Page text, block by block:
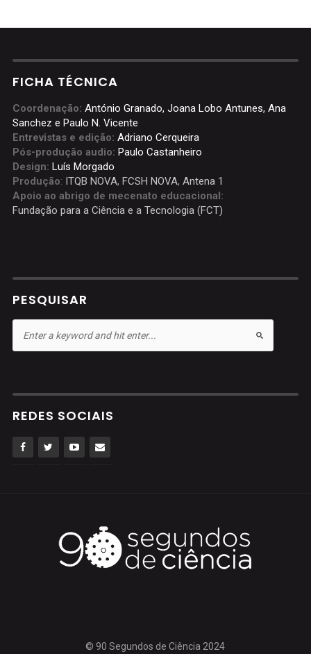
FICHA TÉCNICA
Coordenação: António Granado, Joana Lobo Antunes, Ana
Sanchez e Paulo N. Vicente
Entrevistas e edição: Adriano Cerqueira
Pós-produção audio: Paulo Castanheiro
Design: Luís Morgado
Produção: ITQB NOVA, FCSH NOVA, Antena 1
Apoio ao abrigo de mecenato educacional:
Fundação para a Ciência e a Tecnologia (FCT)
PESQUISAR
REDES SOCIAIS
© 90 Segundos de Ciência 2024